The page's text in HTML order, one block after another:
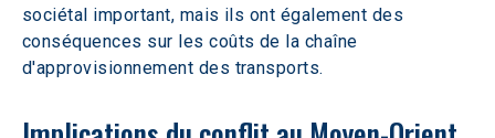
sociétal important, mais ils ont également des
conséquences sur les coûts de la chaîne
d'approvisionnement des transports.